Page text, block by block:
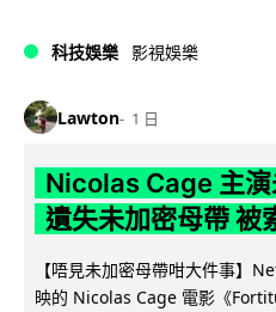
科技娛樂 影視娛樂
Lawton 1 日
Nicolas Cage 主
遺失未加密母帶 被
【唔見未加密母帶咁大件事】
映的 Nicolas Cage 電影《